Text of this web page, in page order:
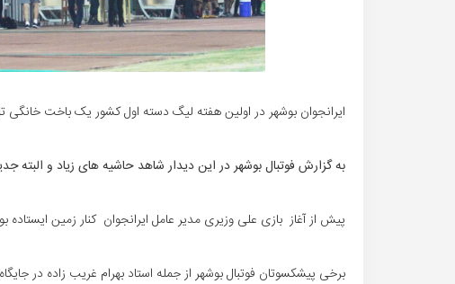
ایرانجوان بوشهر در اولین هفته لیگ دسته اول کشور یک باخت خانگی
به گزارش فوتبال بوشهر در این دیدار شاهد حاشیه های زیاد و البته
پیش از آغاز بازی علی وزیری مدیر عامل ایرانجوان کنار زمین
برخی پیشکسوتان فوتبال بوشهر از جمله استاد بهرام غریب زاده در